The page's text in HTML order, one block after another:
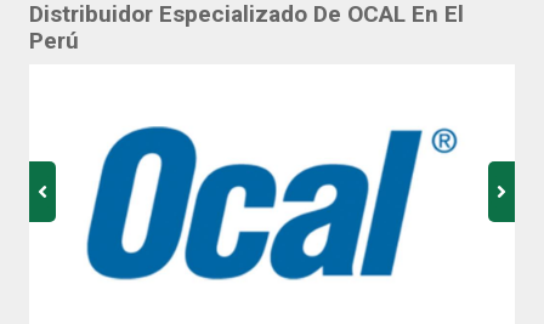
Distribuidor Especializado De OCAL En El
Perú